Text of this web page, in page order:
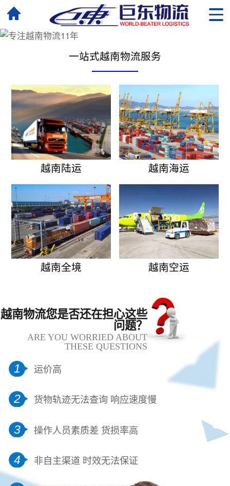
一站式越南物流服务
越南陆运 越南海运
越南全境 越南空运
越南物流您是否还在担心这些
问题？
ARE YOU WORRIED ABOUT
THESE QUESTIONS
1 运价高
2 货物轨迹无法查询 响应速度慢
3 操作人员素质差 货损率高
4 非自主渠道 时效无法保证